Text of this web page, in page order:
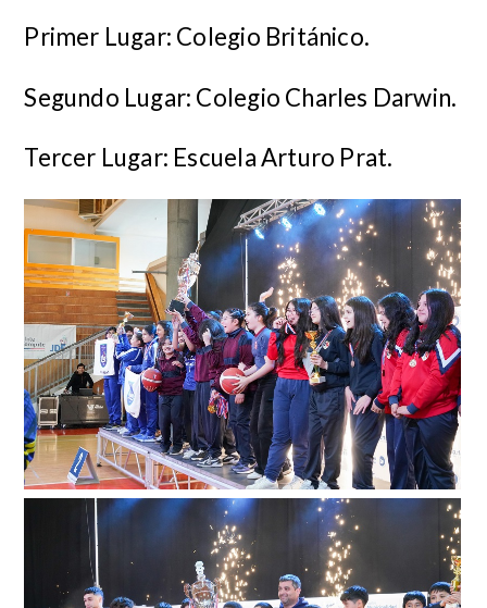
Primer Lugar: Colegio Británico.
Segundo Lugar: Colegio Charles Darwin.
Tercer Lugar: Escuela Arturo Prat.